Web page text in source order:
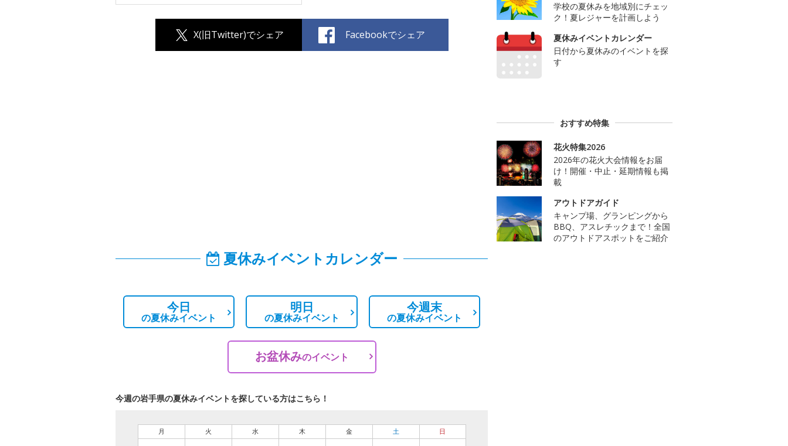
X(旧Twitter)でシェア Facebookでシェア
夏休みイベントカレンダー
今日
の夏休みイベント
明日
の夏休みイベント
今週末
の夏休みイベント
お盆休みのイベント
今週の岩手県の夏休みイベントを探している方はこちら！
月 火 水 木 金 土 日
学校の夏休みを地域別にチェッ
ク！夏レジャーを計画しよう
夏休みイベントカレンダー
日付から夏休みのイベントを探
す
おすすめ特集
花火特集2026
2026年の花火大会情報をお届
け！開催・中止・延期情報も掲
載
アウトドアガイド
キャンプ場、グランピングから
BBQ、アスレチックまで！全国
のアウトドアスポットをご紹介